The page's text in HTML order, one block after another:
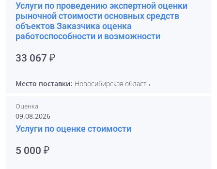
Услуги по проведению экспертной оценки
рыночной стоимости основных средств
объектов Заказчика оценка
работоспособности и возможности
33 067 ₽
Место поставки: Новосибирская область
Оценка
09.08.2026
Услуги по оценке стоимости
5 000 ₽